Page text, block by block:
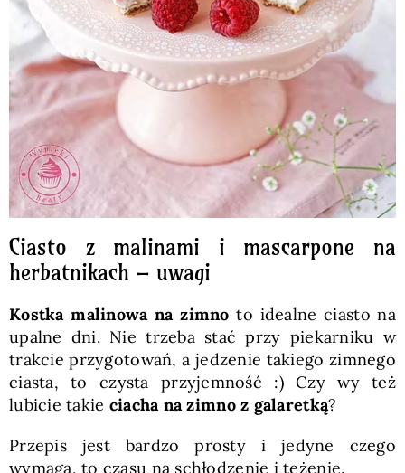
Ciasto z malinami i mascarpone na
herbatnikach – uwagi
Kostka malinowa na zimno to idealne ciasto na
upalne dni. Nie trzeba stać przy piekarniku w
trakcie przygotowań, a jedzenie takiego zimnego
ciasta, to czysta przyjemność :) Czy wy też
lubicie takie ciacha na zimno z galaretką?
Przepis jest bardzo prosty i jedyne czego
wymaga, to czasu na schłodzenie i tężenie.